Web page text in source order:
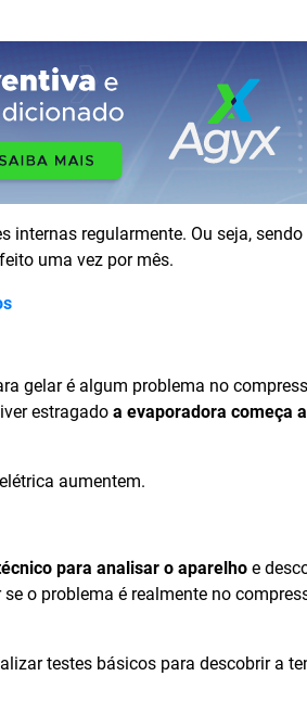
internas regularmente. Ou seja, sendo
uma vez por mês.
gelar é algum problema no
estragado a evaporadora começa
aumentem.
para analisar o aparelho e
o problema é realmente no
testes básicos para descobrir a